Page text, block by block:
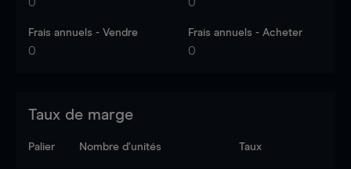
Frais annuels - Vendre
0
Frais annuels - Acheter
0
Taux de marge
Palier Nombre d’unités Taux